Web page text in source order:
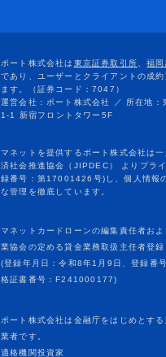
マネットカードローンの編集責任者お
業協会の定める貸金業務取扱主任者登録
(登録年月日：令和8年1月9日、登録番
格証書番号：F241000177)
ポート株式会社は金融庁をはじめとす
業者です。
適格機関投資家